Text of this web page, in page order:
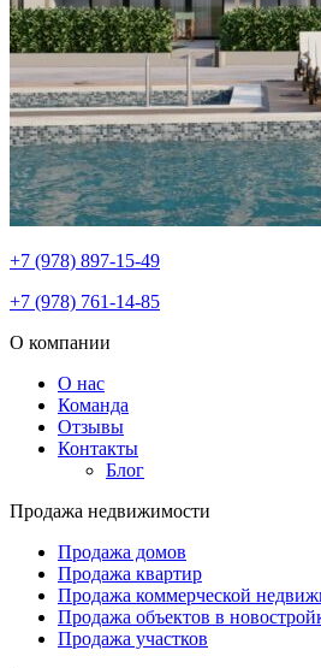
+7 (978) 897-15-49
+7 (978) 761-14-85
О компании
О нас
Команда
Отзывы
Контакты
Блог
Продажа недвижимости
Продажа домов
Продажа квартир
Продажа коммерческой
Продажа объектов в
Продажа участков